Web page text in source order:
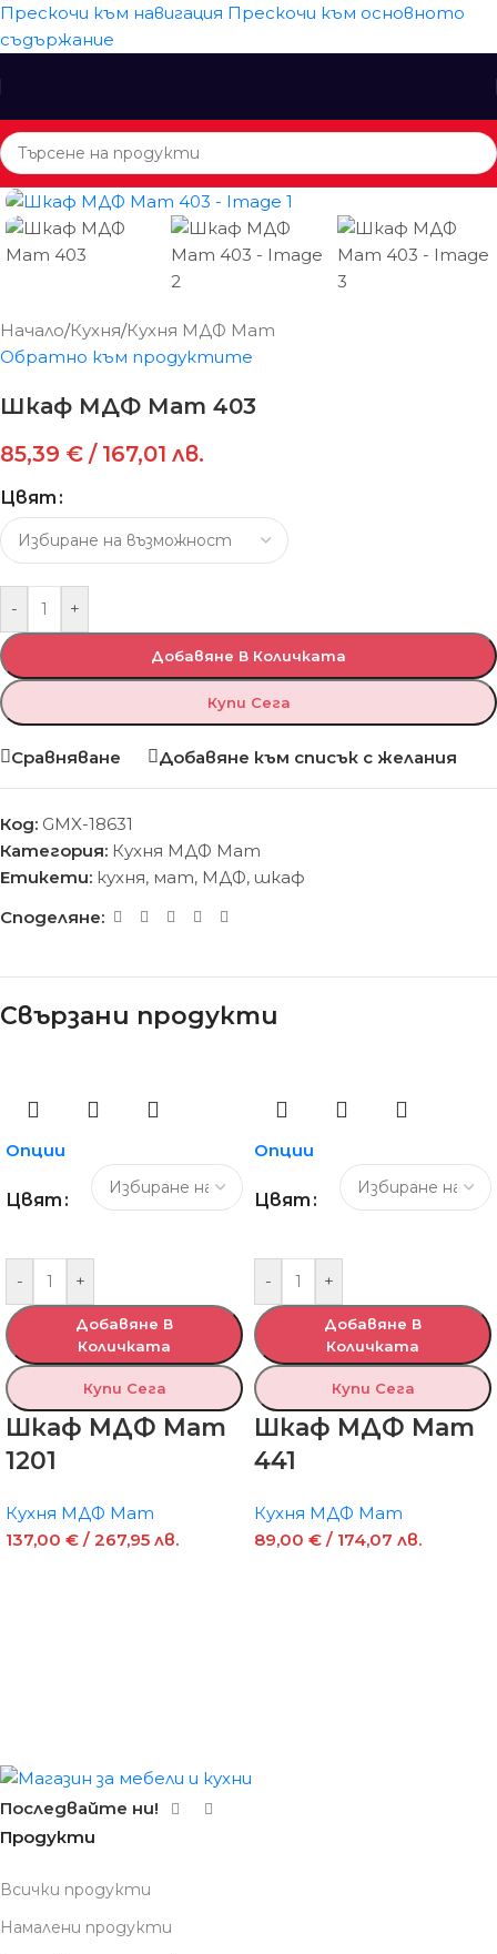
Прескочи към навигация Прескочи към основното
съдържание
Начало/Кухня/Кухня МДФ Мат
Обратно към продуктите
Шкаф МДФ Мат 403
85,39 € / 167,01 лв.
Цвят
- +
Добавяне В Количката
Купи Сега
Сравняване Добавяне към списък с желания
Код: GMX-18631
Категория: Кухня МДФ Мат
Етикети: кухня, мат, МДФ, шкаф
Споделяне:
Свързани продукти
Опции
Цвят
- +
Добавяне В
Количката
Купи Сега
Шкаф МДФ Мат
1201
Кухня МДФ Мат
137,00 € / 267,95 лв.
Опции
Цвят
- +
Добавяне В
Количката
Купи Сега
Шкаф МДФ Мат
441
Кухня МДФ Мат
89,00 € / 174,07 лв.
Последвайте ни!
Продукти
Всички продукти
Намалени продукти